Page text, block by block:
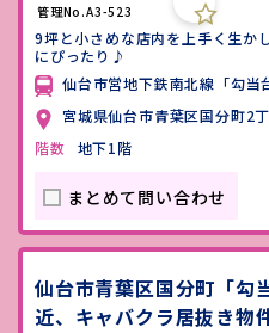
管理No.A3-523
9坪と小さめな店内を上手く生か
にぴったり♪
仙台市営地下鉄南北線「勾当
宮城県仙台市青葉区国分町2
階数
地下1階
まとめて問い合わせ
仙台市青葉区国分町「勾
近、キャバクラ居抜き物